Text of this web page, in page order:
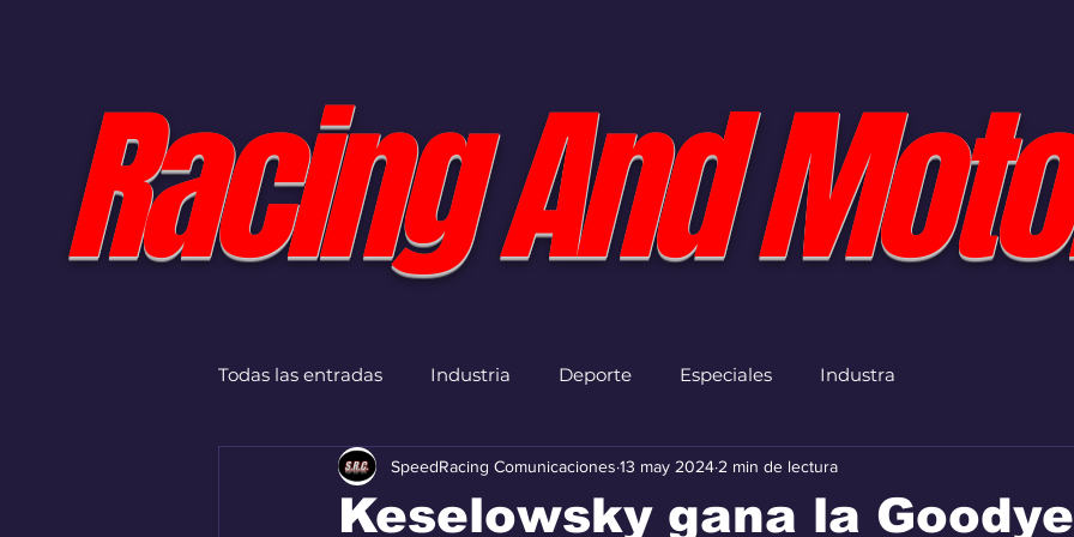
Racing And
Todas las entradas Industria Deporte Especiales Industra
Keselowsky gana la
SpeedRacing Comunicaciones 13 may 2024 2 min de lectura